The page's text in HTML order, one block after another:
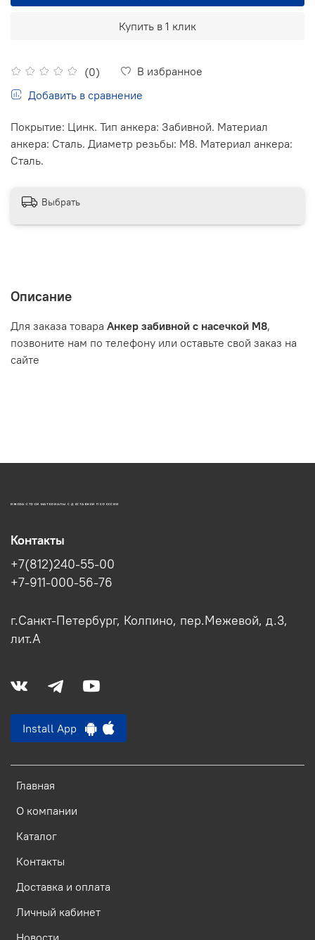
(0)
В избранное
Добавить в сравнение
Купить в 1 клик
Покрытие: Цинк. Тип анкера: Забивной. Материал
анкера: Сталь. Диаметр резьбы: М8. Материал анкера:
Сталь.
Выбрать
Описание
Для заказа товара Анкер забивной с насечкой М8,
позвоните нам по телефону или оставьте свой заказ на
сайте
ИЖОРА-СТРОЙ МАТЕРИАЛЫ С ДОСТАВКОЙ ПО РОССИИ
Главная
О компании
Каталог
Контакты
Доставка и оплата
Личный кабинет
Контакты
+7(812)240-55-00
+7-911-000-56-76
г.Санкт-Петербург, Колпино, пер.Межевой, д.3,
лит.А
Install App